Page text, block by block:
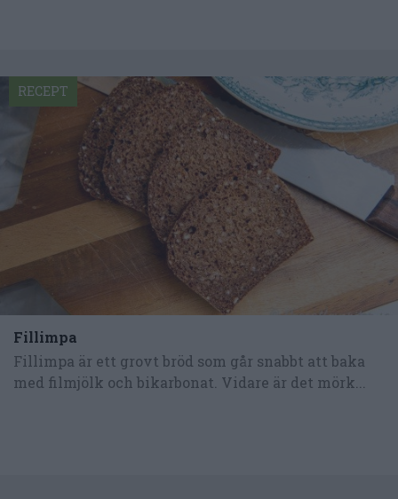
Fillimpa
Fillimpa är ett grovt bröd som går snabbt att baka
med filmjölk och bikarbonat. Vidare är det mörk...
RECEPT